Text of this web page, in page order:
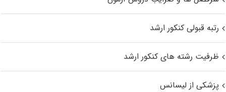
رتبه قبولی کنکور ارشد
ظرفیت رشته های کنکور ارشد
پزشکی از لیسانس